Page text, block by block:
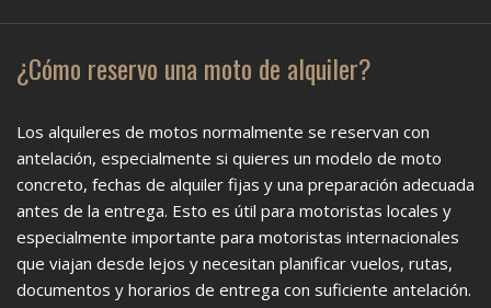
¿Cómo reservo una moto de alquiler?
Los alquileres de motos normalmente se reservan con
antelación, especialmente si quieres un modelo de moto
concreto, fechas de alquiler fijas y una preparación adecuada
antes de la entrega. Esto es útil para motoristas locales y
especialmente importante para motoristas internacionales
que viajan desde lejos y necesitan planificar vuelos, rutas,
documentos y horarios de entrega con suficiente antelación.